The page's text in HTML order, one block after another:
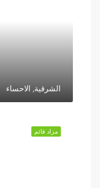
الشرقية, الاحساء
مزاد قائم